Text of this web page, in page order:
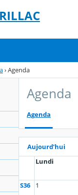
›Agenda
Agenda
Agenda
Aujourd’hui
Lundi
S36 1